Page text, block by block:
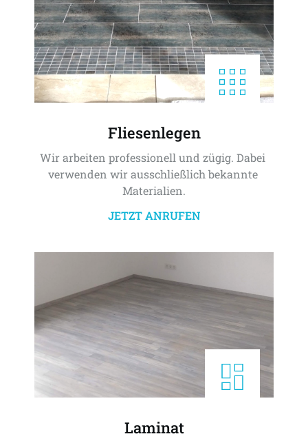
Fliesenlegen
Wir arbeiten professionell und zügig. Dabei
verwenden wir ausschließlich bekannte
Materialien.
JETZT ANRUFEN
Laminat